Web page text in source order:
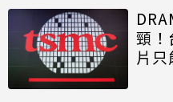
頸
片只